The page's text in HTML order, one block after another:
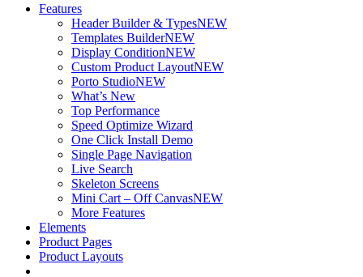
Features
Header Builder & TypesNEW
Templates BuilderNEW
Display ConditionNEW
Custom Product LayoutNEW
Porto StudioNEW
What’s New
Top Performance
Speed Optimize Wizard
One Click Install Demo
Single Page Navigation
Live Search
Skeleton Screens
Mini Cart – Off CanvasNEW
More Features
Elements
Product Pages
Product Layouts